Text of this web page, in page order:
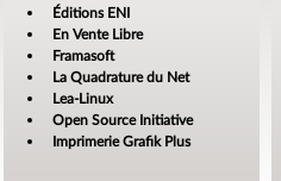
Éditions ENI
En Vente Libre
Framasoft
La Quadrature du Net
Lea-Linux
Open Source Initiative
Imprimerie Grafik Plus